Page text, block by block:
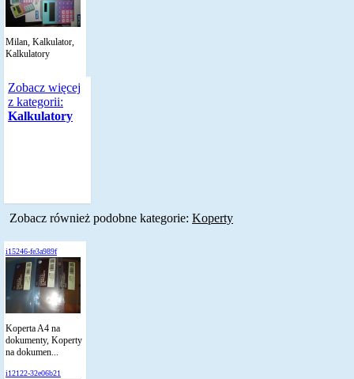
Milan, Kalkulator,
Kalkulatory
Zobacz więcej
z kategorii:
Kalkulatory
Zobacz również podobne kategorie: Koperty
i15246-fe3a989f
Koperta A4 na
dokumenty, Koperty
na dokumen...
i12122-32e06b21